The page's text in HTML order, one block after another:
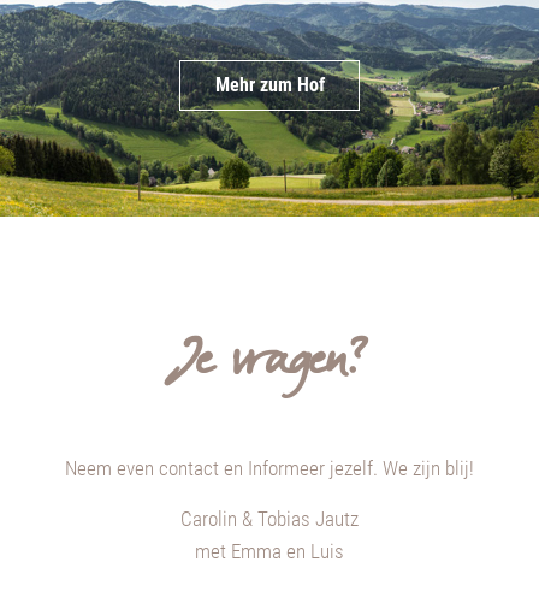
Mehr zum Hof
Je vragen?
Neem even contact en Informeer jezelf. We zijn blij!
Carolin & Tobias Jautz
met Emma en Luis